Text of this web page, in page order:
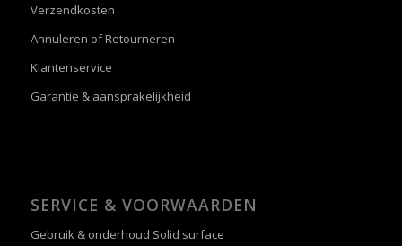
Verzendkosten
Annuleren of Retourneren
Klantenservice
Garantie & aansprakelijkheid
SERVICE & VOORWAARDEN
Gebruik & onderhoud Solid surface